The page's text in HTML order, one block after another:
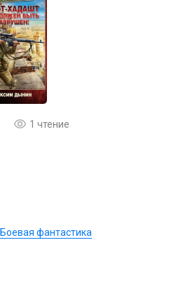
1 чтение
Боевая фантастика